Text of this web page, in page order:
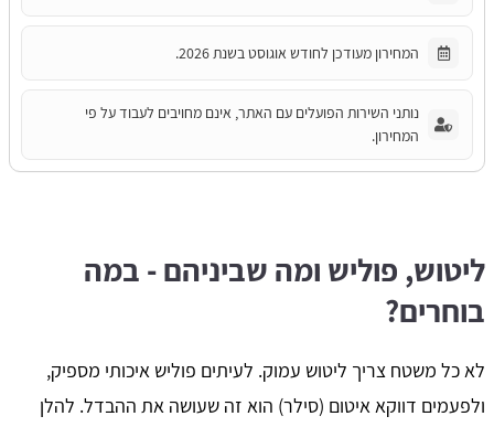
המחירון מעודכן לחודש אוגוסט בשנת 2026.
נותני השירות הפועלים עם האתר, אינם מחויבים לעבוד על פי
המחירון.
ליטוש, פוליש ומה שביניהם - במה
בוחרים?
לא כל משטח צריך ליטוש עמוק. לעיתים פוליש איכותי מספיק,
ולפעמים דווקא איטום (סילר) הוא זה שעושה את ההבדל. להלן